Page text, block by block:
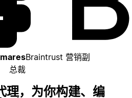
Braintrust 营销副
总裁
，为你构建、编